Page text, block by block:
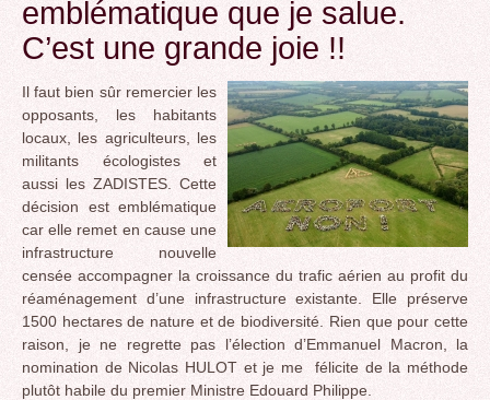
emblématique que je salue.
C’est une grande joie !!
Il faut bien sûr remercier les
opposants, les habitants
locaux, les agriculteurs, les
militants écologistes et
aussi les ZADISTES. Cette
décision est emblématique
car elle remet en cause une
infrastructure nouvelle
censée accompagner la croissance du trafic aérien au profit du
réaménagement d’une infrastructure existante. Elle préserve
1500 hectares de nature et de biodiversité. Rien que pour cette
raison, je ne regrette pas l’élection d’Emmanuel Macron, la
nomination de Nicolas HULOT et je me félicite de la méthode
plutôt habile du premier Ministre Edouard Philippe.